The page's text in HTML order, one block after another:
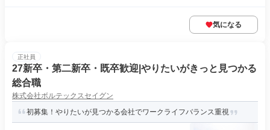
気になる
正社員
27新卒・第二新卒・既卒歓迎|やりたいがきっと見つかる
総合職
株式会社ボルテックスセイグン
初募集！やりたいが見つかる会社でワークライフバランス重視